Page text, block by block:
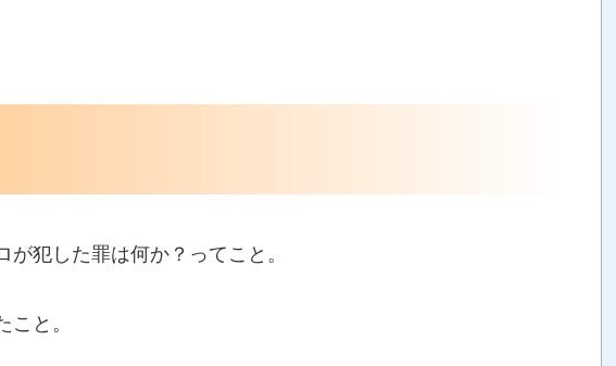
犯した罪は何か？ってこと。
と。